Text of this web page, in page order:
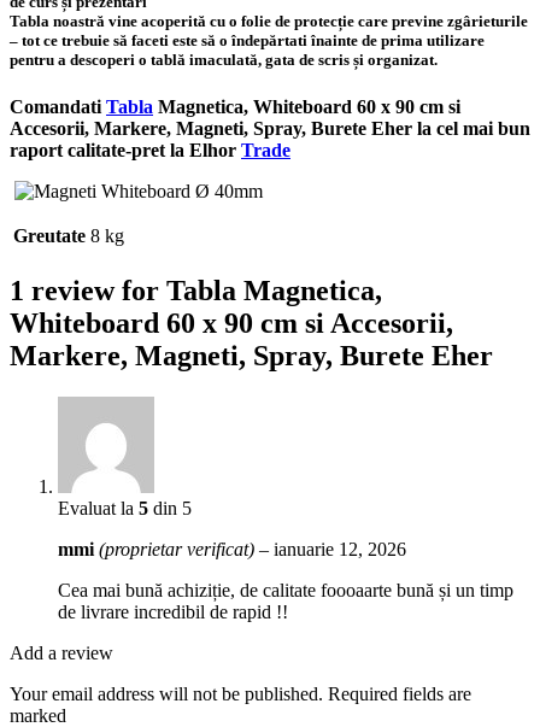
Tabla noastră vine acoperită cu o folie de protecție care previne zgârieturile
– tot ce trebuie să faceti este să o îndepărtati înainte de prima utilizare
pentru a descoperi o tablă imaculată, gata de scris și organizat.
Comandati Tabla Magnetica, Whiteboard 60 x 90 cm si
Accesorii, Markere, Magneti, Spray, Burete Eher la cel mai bun
raport calitate-pret la Elhor Trade
Greutate 8 kg
1 review for Tabla Magnetica,
Whiteboard 60 x 90 cm si Accesorii,
Markere, Magneti, Spray, Burete Eher
Evaluat la 5 din 5
mmi (proprietar verificat) – ianuarie 12, 2026
Cea mai bună achiziție, de calitate foooaarte bună și un timp
de livrare incredibil de rapid !!
Add a review
Your email address will not be published. Required fields are
marked